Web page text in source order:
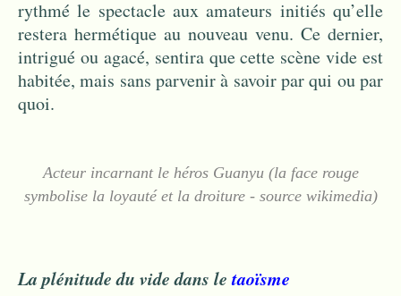
rythmé le spectacle aux amateurs initiés qu’elle
restera hermétique au nouveau venu. Ce dernier,
intrigué ou agacé, sentira que cette scène vide est
habitée, mais sans parvenir à savoir par qui ou par
quoi.
Acteur incarnant le héros Guanyu (la face rouge
symbolise la loyauté et la droiture - source wikimedia)
La plénitude du vide dans letaoïsme